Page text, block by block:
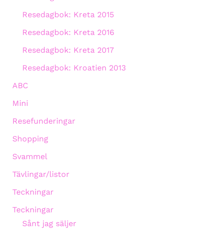
Resedagbok: Kreta 2015
Resedagbok: Kreta 2016
Resedagbok: Kreta 2017
Resedagbok: Kroatien 2013
ABC
Mini
Resefunderingar
Shopping
Svammel
Tävlingar/listor
Teckningar
Teckningar
Sånt jag säljer